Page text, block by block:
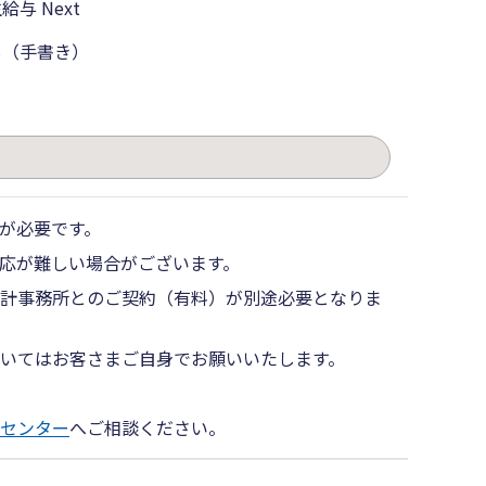
与 Next
手書き）
必要です。
難しい場合がございます。
事務所とのご契約（有料）が別途必要となりま
はお客さまご自身でお願いいたします。
ンターへご相談ください。